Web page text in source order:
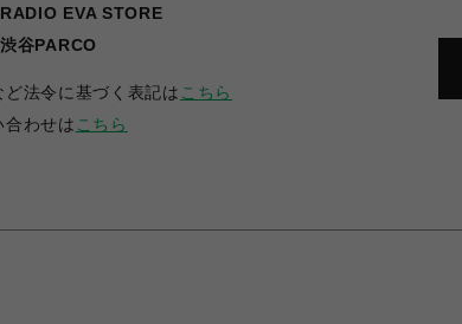
RADIO EVA STORE
渋谷PARCO
法令に基づく表記は こちら
合わせは こちら